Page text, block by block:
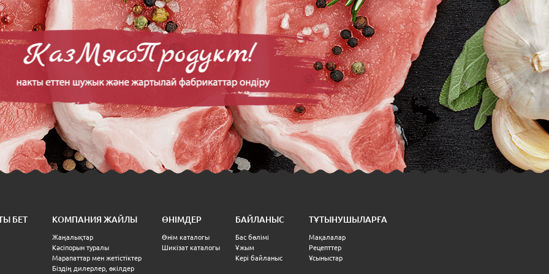
БЕТ КОМПАНИЯ ЖАЙЛЫ
Жаңалықтар
Кәсіпорын туралы
Марапаттар мен жетістіктер
Біздің дилерлер, өкілдер
ӨНІМДЕР
Өнім каталогы
Шикізат каталогы
БАЙЛАНЫС
Бас бөлімі
Ұжым
Кері байланыс
ТҰТЫНУШЫЛАРҒА
Мақалалар
Рецепттер
Ұсыныстар